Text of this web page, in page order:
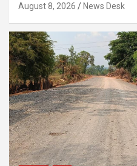
August 8, 2026 News Desk